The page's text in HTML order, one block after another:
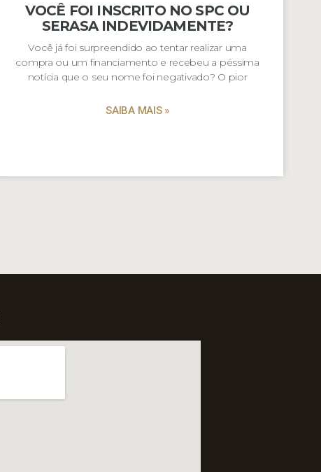
VOCÊ FOI INSCRITO NO SPC OU
SERASA INDEVIDAMENTE?
Você já foi surpreendido ao tentar realizar uma
compra ou um financiamento e recebeu a péssima
notícia que o seu nome foi negativado? O pior
SAIBA MAIS »